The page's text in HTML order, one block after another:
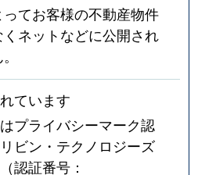
てお客様の不動産物件
ネットなどに公開され
ています
プライバシーマーク認
ビン・テクノロジーズ
認証番号：